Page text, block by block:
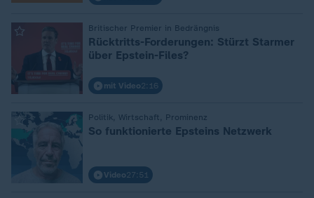
Britischer Premier in Bedrängnis
Rücktritts-Forderungen: Stürzt Starmer
über Epstein-Files?
mit Video2:16
Politik, Wirtschaft, Prominenz
So funktionierte Epsteins Netzwerk
Video27:51